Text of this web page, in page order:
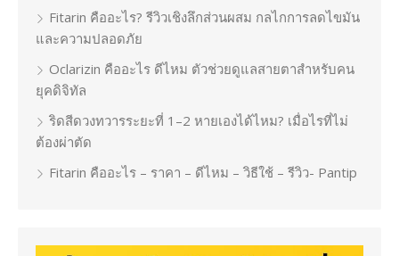
Fitarin คืออะไร? รีวิวเชิงลึกส่วนผสม กลไกการลดไขมัน
และความปลอดภัย
Oclarizin คืออะไร ดีไหม ตัวช่วยดูแลสายตาสำหรับคน
ยุคดิจิทัล
ริดสีดวงทวารระยะที่ 1–2 หายเองได้ไหม? เมื่อไรที่ไม่
ต้องผ่าตัด
Fitarin คืออะไร – ราคา – ดีไหม – วิธีใช้ – รีวิว- Pantip